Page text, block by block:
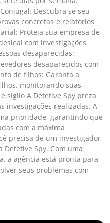
Descubra se seu
concretas e relatórios
Proteja sua empresa de
com investigações
desaparecidas:
desaparecidos com
de filhos: Garanta a
monitorando suas
sigilo A Detetive Spy preza
investigações realizadas. A
prioridade, garantindo que
com a máxima
precisa de um investigador
Spy. Com uma
a agência está pronta para
seus problemas com